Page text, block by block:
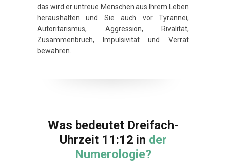
das wird er untreue Menschen aus Ihrem Leben
heraushalten und Sie auch vor Tyrannei,
Autoritarismus, Aggression, Rivalität,
Zusammenbruch, Impulsivität und Verrat
bewahren.
Was bedeutet Dreifach-
Uhrzeit 11:12 in der
Numerologie?